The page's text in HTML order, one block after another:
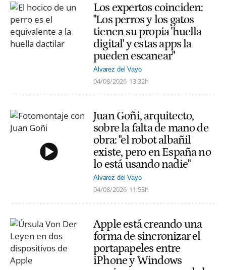
Los expertos coinciden:
"Los perros y los gatos
tienen su propia 'huella
digital' y estas apps la
pueden escanear"
Alvarez del Vayo
04/08/2026 13:32h
Juan Goñi, arquitecto,
sobre la falta de mano de
obra: "el robot albañil
existe, pero en España no
lo está usando nadie"
Alvarez del Vayo
04/08/2026 11:53h
Apple está creando una
forma de sincronizar el
portapapeles entre
iPhone y Windows